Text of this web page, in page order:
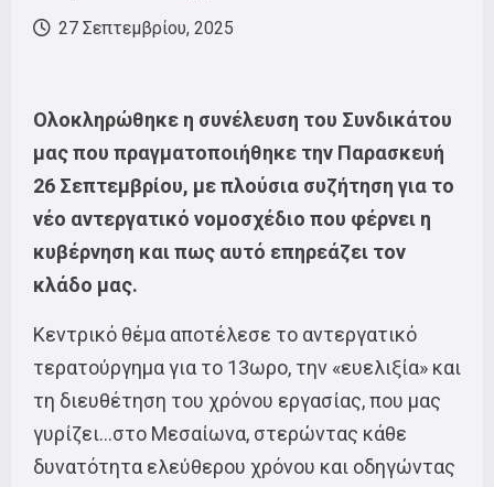
27 Σεπτεμβρίου, 2025
Ολοκληρώθηκε η συνέλευση του Συνδικάτου
μας που πραγματοποιήθηκε την Παρασκευή
26 Σεπτεμβρίου, με πλούσια συζήτηση για το
νέο αντεργατικό νομοσχέδιο που φέρνει η
κυβέρνηση και πως αυτό επηρεάζει τον
κλάδο μας.
Κεντρικό θέμα αποτέλεσε το αντεργατικό
τερατούργημα για το 13ωρο, την «ευελιξία» και
τη διευθέτηση του χρόνου εργασίας, που μας
γυρίζει…στο Μεσαίωνα, στερώντας κάθε
δυνατότητα ελεύθερου χρόνου και οδηγώντας